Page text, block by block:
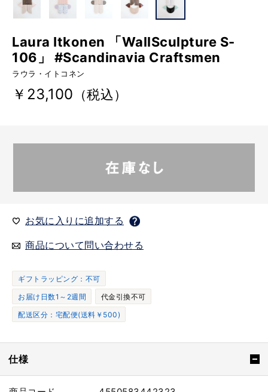
Laura Itkonen 「WallSculpture S-
106」 #Scandinavia Craftsmen
ラウラ・イトコネン
￥23,100 （税込）
お気に入りに追加する
商品について問い合わせる
ギフトラッピング：不可
お届け日数1～2週間
代金引換不可
配送区分：宅配便(送料￥500)
仕様